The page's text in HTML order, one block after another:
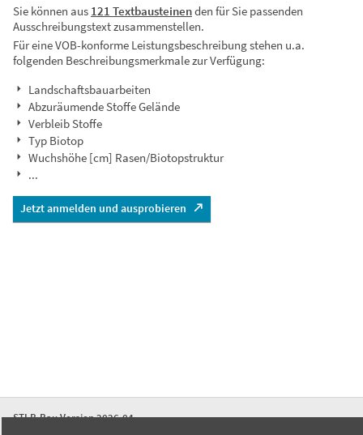
Sie können aus 121 Textbausteinenden für Sie passenden
Ausschreibungstext zusammenstellen.
Für eine VOB-konforme Leistungsbeschreibung stehen u.a.
folgenden Beschreibungsmerkmale zur Verfügung:
Landschaftsbauarbeiten
Abzuräumende Stoffe Gelände
Verbleib Stoffe
Typ Biotop
Wuchshöhe [cm] Rasen/Biotopstruktur
...
Jetzt anmelden und ausprobieren
STLB-Bau Version 2026-04